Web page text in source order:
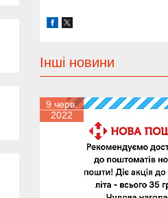
Інші новини
9 черв.
2022